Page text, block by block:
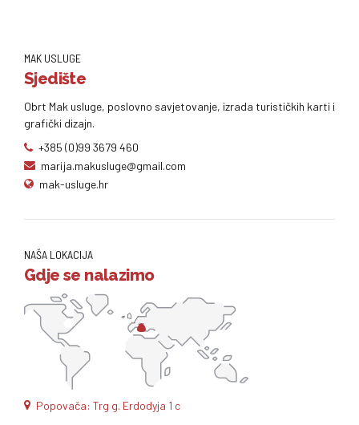
MAK USLUGE
Sjedište
Obrt Mak usluge, poslovno savjetovanje, izrada turističkih karti i
grafički dizajn.
+385 (0)99 3679 460
marija.makusluge@gmail.com
mak-usluge.hr
NAŠA LOKACIJA
Gdje se nalazimo
Popovača: Trg g. Erdodyja 1 c